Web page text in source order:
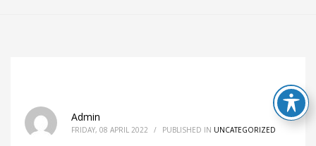
Admin
FRIDAY, 08 APRIL 2022 / PUBLISHED IN UNCATEGORIZED